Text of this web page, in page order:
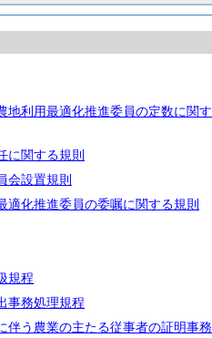
地利用最適化推進委員の定数に関す
に関する規則
会設置規則
適化推進委員の委嘱に関する規則
規程
事務処理規程
伴う農業の主たる従事者の証明事務